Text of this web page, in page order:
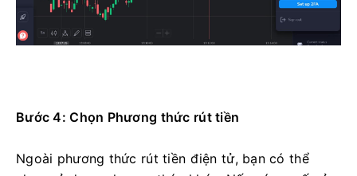
Bước 4: Chọn Phương thức rút tiền
Ngoài phương thức rút tiền điện tử, bạn có thể